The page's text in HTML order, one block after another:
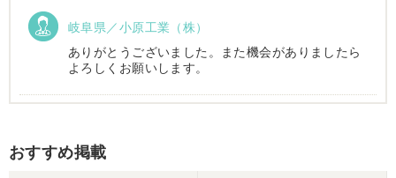
岐阜県／小原工業（株）
ありがとうございました。また機会がありましたら
よろしくお願いします。
西川さま。電話対応から自社納車まで丁寧で信頼で
きる方です。農機はまたこちらで購入したいです。
おすすめ掲載